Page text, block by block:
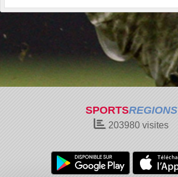
SPORTSREGIONS
203980 visites